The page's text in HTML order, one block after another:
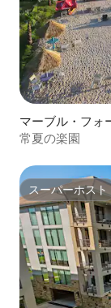
マーブル・フォ
常夏の楽園
スーパーホスト
スーパーホスト